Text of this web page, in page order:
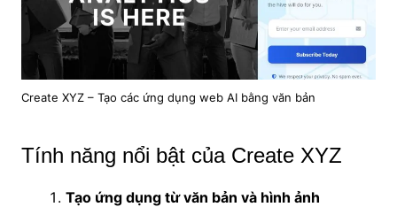
Create XYZ – Tạo các ứng dụng web AI bằng văn bản
Tính năng nổi bật của Create XYZ
Tạo ứng dụng từ văn bản và hình ảnh